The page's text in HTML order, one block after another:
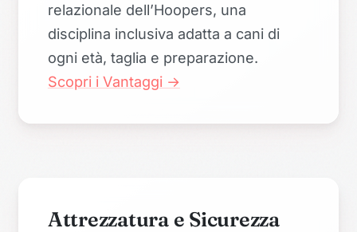
relazionale dell’Hoopers, una
disciplina inclusiva adatta a cani di
ogni età, taglia e preparazione.
Scopri i Vantaggi →
Attrezzatura e Sicurezza